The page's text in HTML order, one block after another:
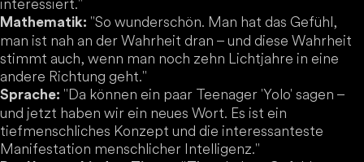
Mathematik: "So wunderschön. Man hat das Gefühl,
man ist nah an der Wahrheit dran – und diese Wahrheit
stimmt auch, wenn man noch zehn Lichtjahre in eine
andere Richtung geht."
Sprache: "Da können ein paar Teenager 'Yolo' sagen –
und jetzt haben wir ein neues Wort. Es ist ein
tiefmenschliches Konzept und die interessanteste
Manifestation menschlicher Intelligenz."